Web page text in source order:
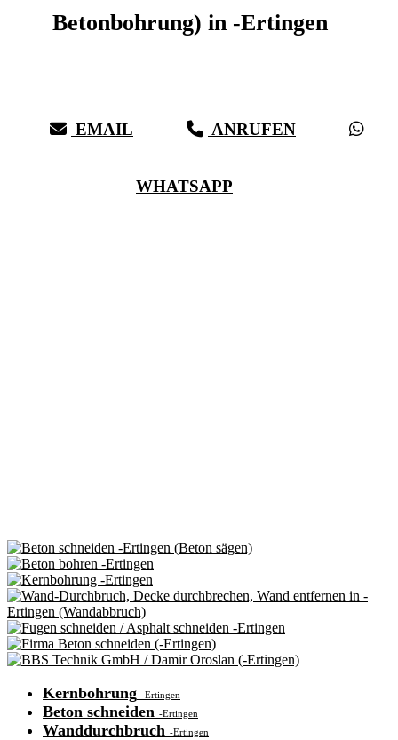
Betonbohrung) in -Ertingen
EMAIL ANRUFEN
WHATSAPP
Kernbohrung -Ertingen
Beton schneiden -Ertingen
Wanddurchbruch -Ertingen